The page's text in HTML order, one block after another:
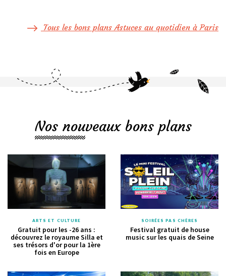
Tous les bons plans Astuces au quotidien à Paris
Nos nouveaux bons plans
ARTS ET CULTURE
Gratuit pour les -26 ans :
découvrez le royaume Silla et
ses trésors d'or pour la 1ère
fois en Europe
SOIRÉES PAS CHÈRES
Festival gratuit de house
music sur les quais de Seine